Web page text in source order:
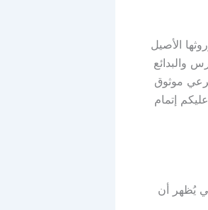
الأصيل
والبدائع
موثوق
إتمام
يُظهر أن